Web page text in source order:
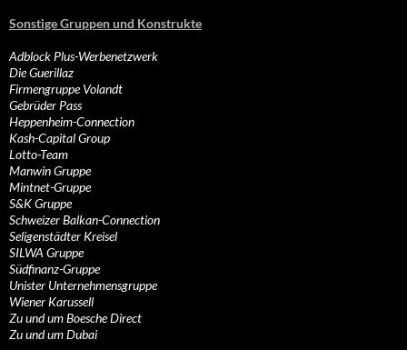
Sonstige Gruppen und Konstrukte
Adblock Plus-Werbenetzwerk
Die Guerillaz
Firmengruppe Volandt
Gebrüder Pass
Heppenheim-Connection
Kash-Capital Group
Lotto-Team
Manwin Gruppe
Mintnet-Gruppe
S&K Gruppe
Schweizer Balkan-Connection
Seligenstädter Kreisel
SILWA Gruppe
Südfinanz-Gruppe
Unister Unternehmensgruppe
Wiener Karussell
Zu und um Boesche Direct
Zu und um Dubai